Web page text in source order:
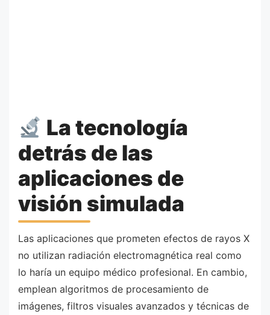
La tecnología
detrás de las
aplicaciones de
visión simulada
Las aplicaciones que prometen efectos de rayos X
no utilizan radiación electromagnética real como
lo haría un equipo médico profesional. En cambio,
emplean algoritmos de procesamiento de
imágenes, filtros visuales avanzados y técnicas de